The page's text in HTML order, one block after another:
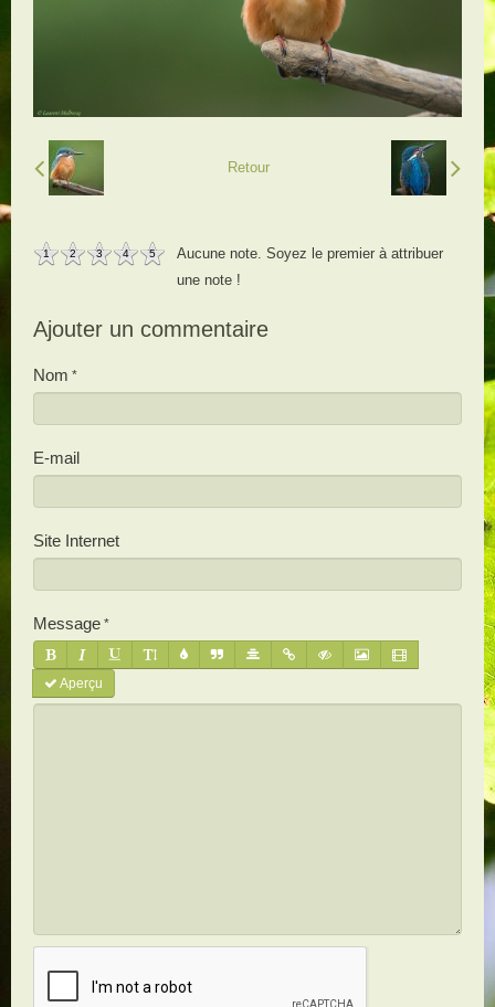
Retour
1 2 3 4 5
Aucune note. Soyez le premier à attribuer
une note !
Ajouter un commentaire
Nom
E-mail
Site Internet
Message
Aperçu